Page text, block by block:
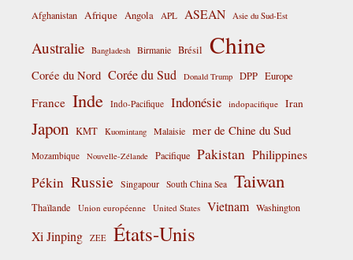
Afghanistan Afrique Angola APL ASEAN Asie du Sud-Est
Australie Bangladesh Birmanie Brésil Chine
Corée du Nord Corée du Sud Donald Trump DPP Europe
France Inde Indo-Pacifique Indonésie indopacifique Iran
Japon KMT Kuomintang Malaisie mer de Chine du Sud
Mozambique Nouvelle-Zélande Pacifique Pakistan Philippines
Pékin Russie Singapour South China Sea Taiwan
Thaïlande Union européenne United States Vietnam Washington
Xi Jinping ZEE États-Unis